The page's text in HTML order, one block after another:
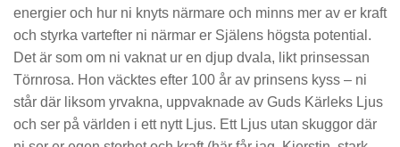
energier och hur ni knyts närmare och minns mer av er kraft
och styrka vartefter ni närmar er Själens högsta potential.
Det är som om ni vaknat ur en djup dvala, likt prinsessan
Törnrosa. Hon väcktes efter 100 år av prinsens kyss – ni
står där liksom yrvakna, uppvaknade av Guds Kärleks Ljus
och ser på världen i ett nytt Ljus. Ett Ljus utan skuggor där